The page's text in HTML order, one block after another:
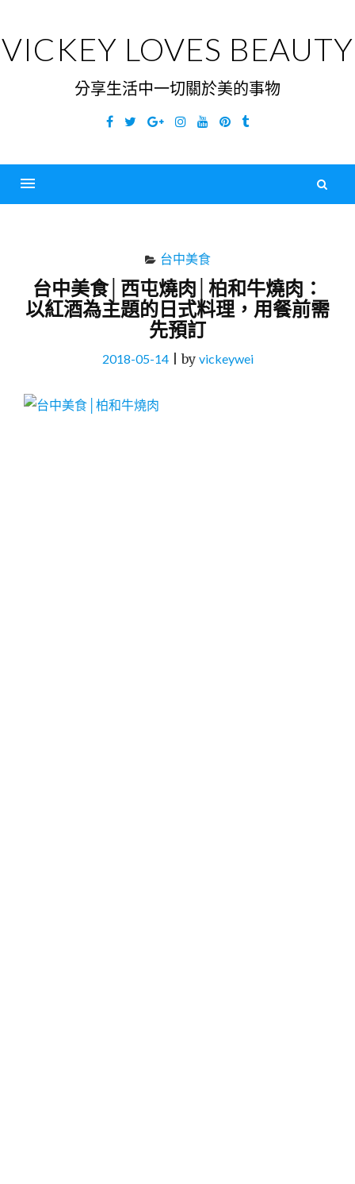
content
VICKEY LOVES BEAUTY
分享生活中一切關於美的事物
Facebook
TwitterGoogleInstagramYouTubePinterest
Tumblr
台中美食
台中美食│西屯燒肉│柏和牛燒肉：
以紅酒為主題的日式料理，用餐前需
先預訂
2018-05-14|by vickeywei